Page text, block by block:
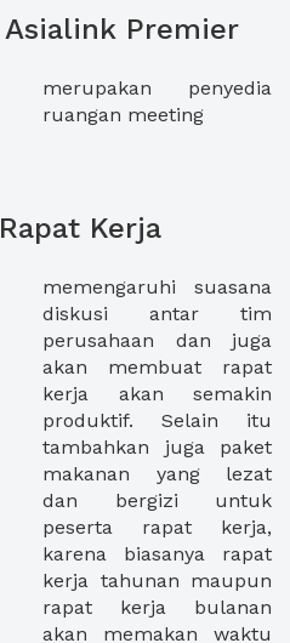
Premier
ruangan meeting
Kerja